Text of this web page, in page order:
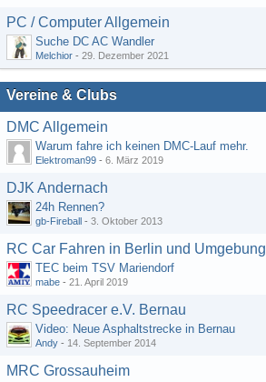
PC / Computer Allgemein
Suche DC AC Wandler
Melchior - 29. Dezember 2021
Vereine & Clubs
DMC Allgemein
Warum fahre ich keinen DMC-Lauf mehr.
Elektroman99 - 6. März 2019
DJK Andernach
24h Rennen?
gb-Fireball - 3. Oktober 2013
RC Car Fahren in Berlin und Umgebung
TEC beim TSV Mariendorf
mabe - 21. April 2019
RC Speedracer e.V. Bernau
Video: Neue Asphaltstrecke in Bernau
Andy - 14. September 2014
MRC Grossauheim